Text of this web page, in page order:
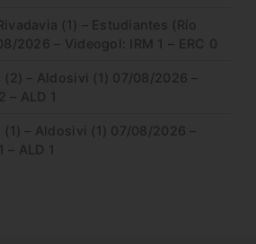
(1) – Estudiantes (Río
2026 – Videogol: IRM 1 – ERC 0
(2) – Aldosivi (1) 07/08/2026 –
– ALD 1
(1) – Aldosivi (1) 07/08/2026 –
– ALD 1